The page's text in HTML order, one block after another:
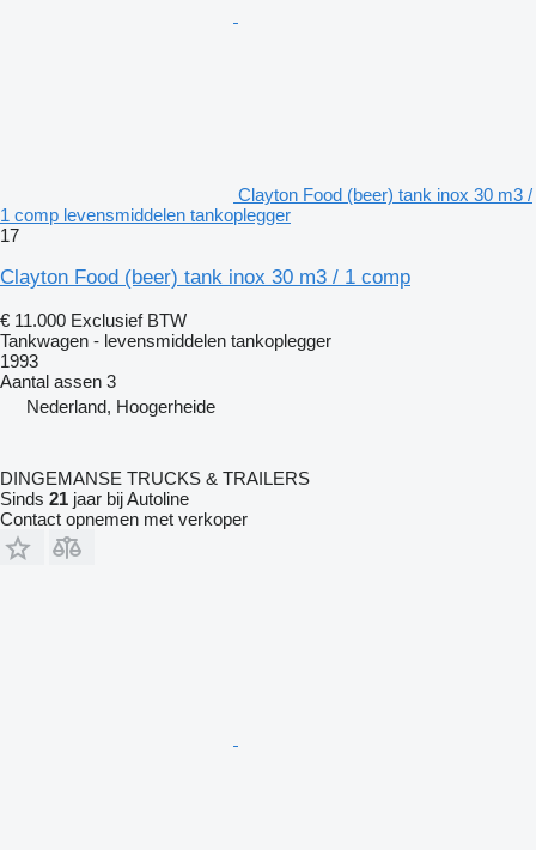
Clayton Food (beer) tank inox 30 m3 /
1 comp levensmiddelen tankoplegger
17
Clayton Food (beer) tank inox 30 m3 / 1 comp
€ 11.000 Exclusief BTW
Tankwagen - levensmiddelen tankoplegger
1993
Aantal assen 3
Nederland, Hoogerheide
DINGEMANSE TRUCKS & TRAILERS
Sinds 21 jaar bij Autoline
Contact opnemen met verkoper